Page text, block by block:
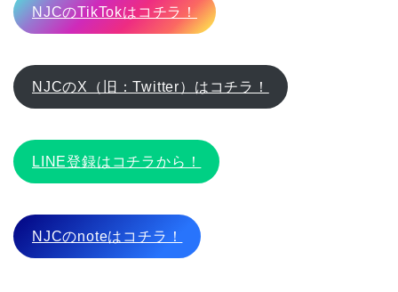
NJCのTikTokはコチラ！
NJCのX（旧：Twitter）はコチラ！
LINE登録はコチラから！
NJCのnoteはコチラ！